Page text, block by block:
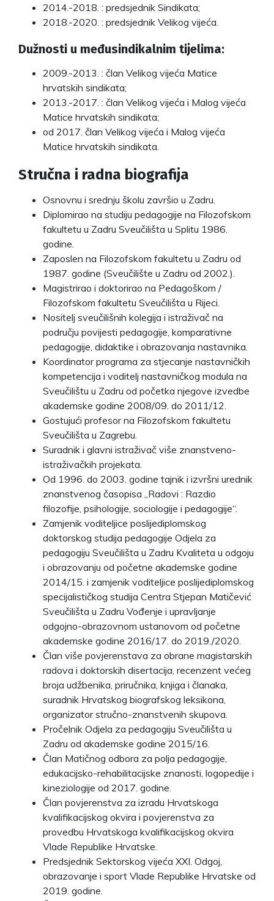
2014.-2018. : predsjednik Sindikata;
2018.-2020. : predsjednik Velikog vijeća.
Dužnosti u međusindikalnim tijelima:
2009.-2013. : član Velikog vijeća Matice
hrvatskih sindikata;
2013.-2017. : član Velikog vijeća i Malog vijeća
Matice hrvatskih sindikata;
od 2017. član Velikog vijeća i Malog vijeća
Matice hrvatskih sindikata.
Stručna i radna biografija
Osnovnu i srednju školu završio u Zadru.
Diplomirao na studiju pedagogije na Filozofskom
fakultetu u Zadru Sveučilišta u Splitu 1986.
godine.
Zaposlen na Filozofskom fakultetu u Zadru od
1987. godine (Sveučilište u Zadru od 2002.).
Magistrirao i doktorirao na Pedagoškom /
Filozofskom fakultetu Sveučilišta u Rijeci.
Nositelj sveučilišnih kolegija i istraživač na
području povijesti pedagogije, komparativne
pedagogije, didaktike i obrazovanja nastavnika.
Koordinator programa za stjecanje nastavničkih
kompetencija i voditelj nastavničkog modula na
Sveučilištu u Zadru od početka njegove izvedbe
akademske godine 2008/09. do 2011/12.
Gostujući profesor na Filozofskom fakultetu
Sveučilišta u Zagrebu.
Suradnik i glavni istraživač više znanstveno-
istraživačkih projekata.
Od 1996. do 2003. godine tajnik i izvršni urednik
znanstvenog časopisa „Radovi : Razdio
filozofije, psihologije, sociologije i pedagogije“.
Zamjenik voditeljice poslijediplomskog
doktorskog studija pedagogije Odjela za
pedagogiju Sveučilišta u Zadru Kvaliteta u odgoju
i obrazovanju od početne akademske godine
2014/15. i zamjenik voditeljice poslijediplomskog
specijalističkog studija Centra Stjepan Matičević
Sveučilišta u Zadru Vođenje i upravljanje
odgojno-obrazovnom ustanovom od početne
akademske godine 2016/17. do 2019./2020.
Član više povjerenstava za obrane magistarskih
radova i doktorskih disertacija, recenzent većeg
broja udžbenika, priručnika, knjiga i članaka,
suradnik Hrvatskog biografskog leksikona,
organizator stručno-znanstvenih skupova.
Pročelnik Odjela za pedagogiju Sveučilišta u
Zadru od akademske godine 2015/16.
Član Matičnog odbora za polja pedagogije,
edukacijsko-rehabilitacijske znanosti, logopedije i
kineziologije od 2017. godine.
Član povjerenstva za izradu Hrvatskoga
kvalifikacijskog okvira i povjerenstva za
provedbu Hrvatskoga kvalifikacijskog okvira
Vlade Republike Hrvatske.
Predsjednik Sektorskog vijeća XXI. Odgoj,
obrazovanje i sport Vlade Republike Hrvatske od
2019. godine.